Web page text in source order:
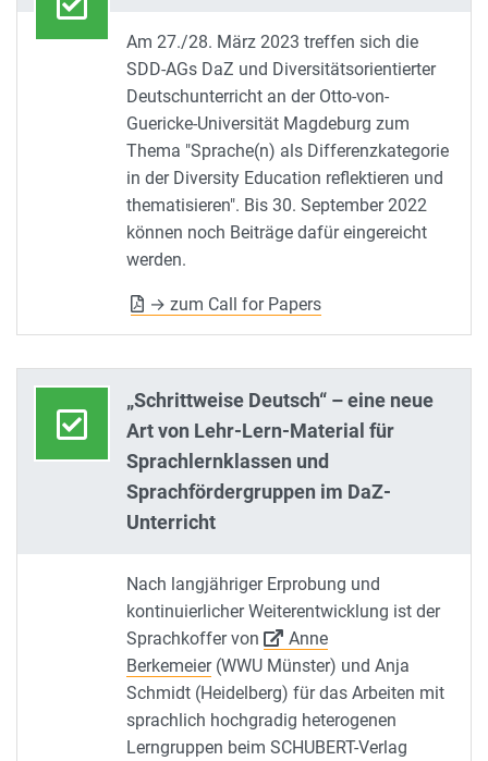
Am 27./28. März 2023 treffen sich die
SDD-AGs DaZ und Diversitätsorientierter
Deutschunterricht an der Otto-von-
Guericke-Universität Magdeburg zum
Thema "Sprache(n) als Differenzkategorie
in der Diversity Education reflektieren und
thematisieren". Bis 30. September 2022
können noch Beiträge dafür eingereicht
werden.
→ zum Call for Papers
„Schrittweise Deutsch“ – eine neue
Art von Lehr-Lern-Material für
Sprachlernklassen und
Sprachfördergruppen im DaZ-
Unterricht
Nach langjähriger Erprobung und
kontinuierlicher Weiterentwicklung ist der
Sprachkoffer von
Anne
Berkemeier(WWU Münster) und Anja
Schmidt (Heidelberg) für das Arbeiten mit
sprachlich hochgradig heterogenen
Lerngruppen beim SCHUBERT-Verlag